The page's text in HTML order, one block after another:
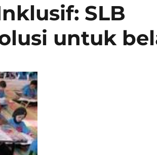
SLB
untuk